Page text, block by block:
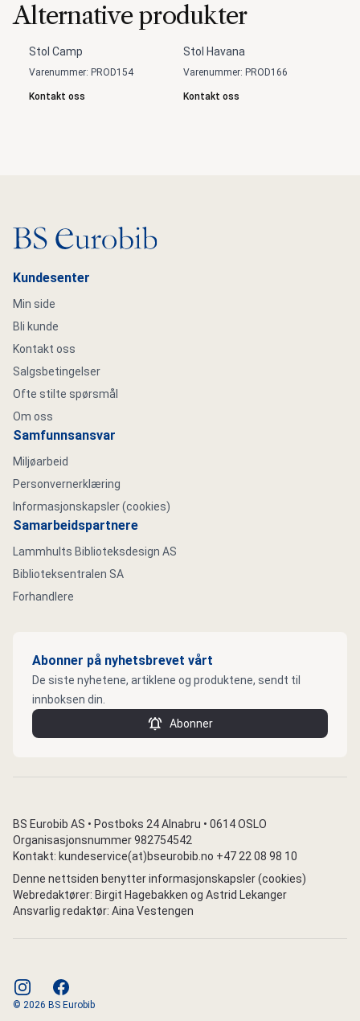
Alternative produkter
Stol Camp
Varenummer: PROD154
Kontakt oss
Stol Havana
Varenummer: PROD166
Kontakt oss
Gå til hovedsiden
Kundesenter
Min side
Bli kunde
Kontakt oss
Salgsbetingelser
Ofte stilte spørsmål
Om oss
Samfunnsansvar
Miljøarbeid
Personvernerklæring
Informasjonskapsler (cookies)
Samarbeidspartnere
Lammhults Biblioteksdesign AS
Biblioteksentralen SA
Forhandlere
Abonner på nyhetsbrevet vårt
De siste nyhetene, artiklene og produktene, sendt til
innboksen din.
Abonner
BS Eurobib AS • Postboks 24 Alnabru • 0614 OSLO
Organisasjonsnummer 982754542
Kontakt: kundeservice(at)bseurobib.no +47 22 08 98 10
Denne nettsiden benytter informasjonskapsler (cookies)
Webredaktører: Birgit Hagebakken og Astrid Lekanger
Ansvarlig redaktør: Aina Vestengen
instagramfacebook
© 2026 BS Eurobib